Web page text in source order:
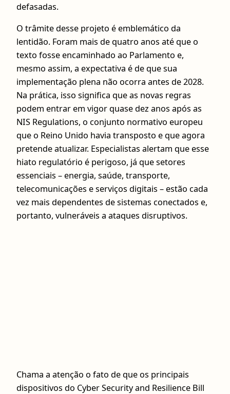
defasadas.
O trâmite desse projeto é emblemático da
lentidão. Foram mais de quatro anos até que o
texto fosse encaminhado ao Parlamento e,
mesmo assim, a expectativa é de que sua
implementação plena não ocorra antes de 2028.
Na prática, isso significa que as novas regras
podem entrar em vigor quase dez anos após as
NIS Regulations, o conjunto normativo europeu
que o Reino Unido havia transposto e que agora
pretende atualizar. Especialistas alertam que esse
hiato regulatório é perigoso, já que setores
essenciais – energia, saúde, transporte,
telecomunicações e serviços digitais – estão cada
vez mais dependentes de sistemas conectados e,
portanto, vulneráveis a ataques disruptivos.
Chama a atenção o fato de que os principais
dispositivos do Cyber Security and Resilience Bill